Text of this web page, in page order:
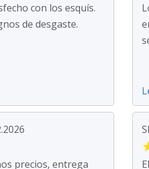
con los esquís.
de desgaste.
precios, entrega